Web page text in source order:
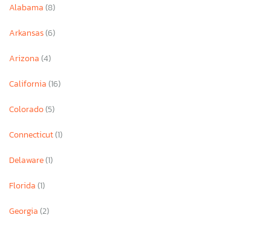
Alabama(8)
Arkansas(6)
Arizona(4)
California(16)
Colorado(5)
Connecticut(1)
Delaware(1)
Florida(1)
Georgia(2)